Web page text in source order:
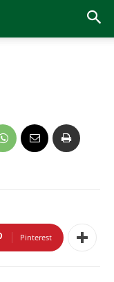
Pinterest